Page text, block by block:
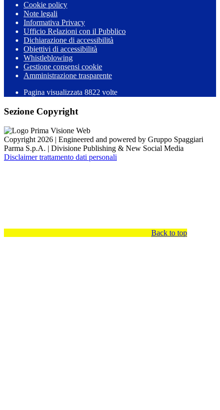
Cookie policy
Note legali
Informativa Privacy
Ufficio Relazioni con il Pubblico
Dichiarazione di accessibilità
Obiettivi di accessibilità
Whistleblowing
Gestione consensi cookie
Amministrazione trasparente
Pagina visualizzata 8822 volte
Sezione Copyright
Copyright 2026 | Engineered and powered by Gruppo Spaggiari
Parma S.p.A. | Divisione Publishing & New Social Media
Disclaimer trattamento dati personali
Back to top